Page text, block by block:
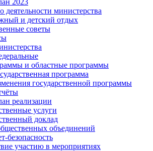
2023
деятельности министерства
и детский отдых
советы
и областные программы
программа
государственной программы
реализации
услуги
доклад
объединений
безопасность
участию в мероприятиях